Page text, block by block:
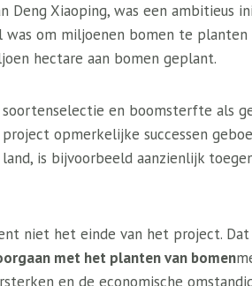
Xiaoping, was een ambitieus
was om miljoenen bomen te
hectare aan bomen geplant.
en boomsterfte als
opmerkelijke successen
is bijvoorbeeld aanzienlijk
niet het einde van het project. Dat
met het planten van bomen
en de economische